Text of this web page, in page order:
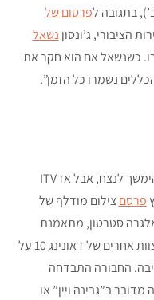
בתגובה לפרסום של
הציבורי, ג’ונסון נשאל
כשנשאל אם הוא חקר את
נשמרו כל הזמן”.
ההכחשות המגוחכות האלו היו יכולות להימשך לנצח, אבל אז ITV
פרסםצילום מודלף של
אלגרה סטרטון, מתאמנת
ב-22 בדצמבר 2020 יחד עם כמה חברי צוות אחרים של דאונינג 10 על
החבורה התבדחה
ב”גבינה ויין” או